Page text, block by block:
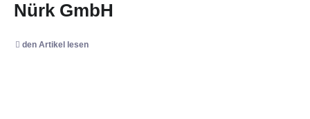
Nürk GmbH
den Artikel lesen